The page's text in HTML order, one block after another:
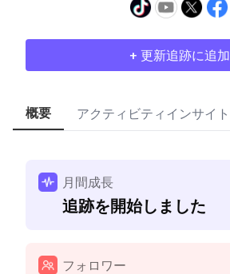
+ 更新追跡に追加
概要 アクティビティインサイト
月間成長
追跡を開始しました
フォロワー